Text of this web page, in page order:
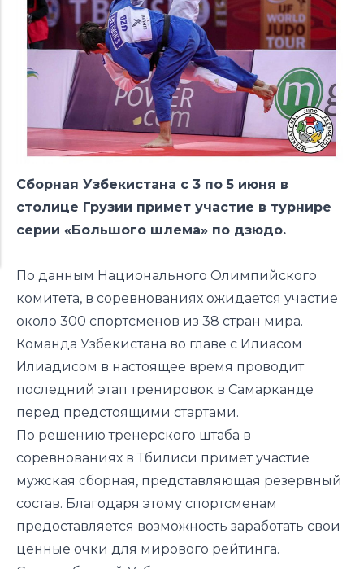
Сборная Узбекистана с 3 по 5 июня в
столице Грузии примет участие в турнире
серии «Большого шлема» по дзюдо.
По данным Национального Олимпийского
комитета, в соревнованиях ожидается участие
около 300 спортсменов из 38 стран мира.
Команда Узбекистана во главе с Илиасом
Илиадисом в настоящее время проводит
последний этап тренировок в Самарканде
перед предстоящими стартами.
По решению тренерского штаба в
соревнованиях в Тбилиси примет участие
мужская сборная, представляющая резервный
состав. Благодаря этому спортсменам
предоставляется возможность заработать свои
ценные очки для мирового рейтинга.